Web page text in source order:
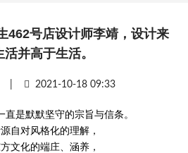
462号店设计师李靖，设计来
并高于生活。
2021-10-18 09:33
是默默坚守的宗旨与信条。
对风格化的理解，
化的端庄、涵养，